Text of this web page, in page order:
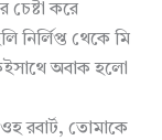
চেষ্টা করে
নির্লিপ্ত থেকে মি
অবাক হলো
রবার্ট, তোমাকে